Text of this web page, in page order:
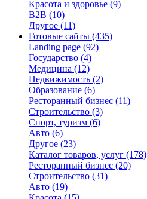
Красота и здоровье (9)
B2B (10)
Другое (11)
Готовые сайты (435)
Landing page (92)
Государство (4)
Медицина (12)
Недвижимость (2)
Образование (6)
Ресторанный бизнес (11)
Строительство (3)
Спорт, туризм (6)
Авто (6)
Другое (23)
Каталог товаров, услуг (178)
Ресторанный бизнес (20)
Строительство (31)
Авто (19)